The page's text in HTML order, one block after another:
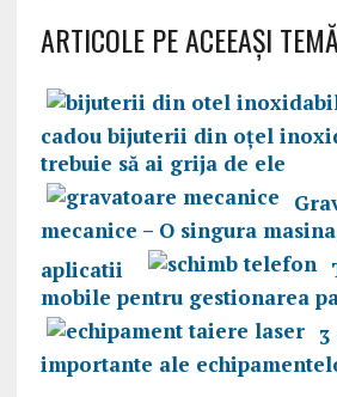
ARTICOLE PE ACEEAŞI
cadou bijuterii din oţel
trebuie să ai grija de ele
mecanice – O singura
aplicatii
mobile pentru gestionarea
3
importante ale